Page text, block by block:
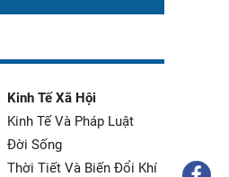
Kinh Tế Xã Hội
Kinh Tế Và Pháp Luật
Đời Sống
Thời Tiết Và Biến Đổi Khí